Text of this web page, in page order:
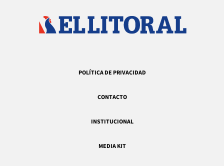
POLÍTICA DE PRIVACIDAD
CONTACTO
INSTITUCIONAL
MEDIA KIT